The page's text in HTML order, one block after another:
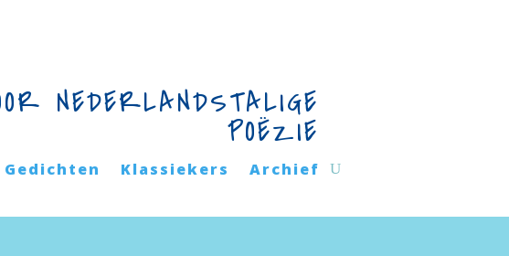
NEDERLANDSTALIGE
POËZIE
Gedichten Klassiekers Archief